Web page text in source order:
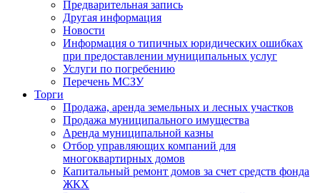
Предварительная запись
Другая информация
Новости
Информация о типичных юридических ошибках
при предоставлении муниципальных услуг
Услуги по погребению
Перечень МСЗУ
Торги
Продажа, аренда земельных и лесных участков
Продажа муниципального имущества
Аренда муниципальной казны
Отбор управляющих компаний для
многоквартирных домов
Капитальный ремонт домов за счет средств фонда
ЖКХ